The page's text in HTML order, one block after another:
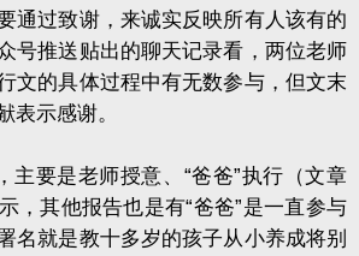
通过致谢，来诚实反映所有人该有的
号推送贴出的聊天记录看，两位老师
文的具体过程中有无数参与，但文末
表示感谢。
主要是老师授意、“爸爸”执行（文章
，其他报告也是有“爸爸”是一直参与
名就是教十多岁的孩子从小养成将别